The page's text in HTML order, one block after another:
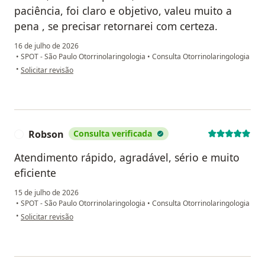
paciência, foi claro e objetivo, valeu muito a
pena , se precisar retornarei com certeza.
16 de julho de 2026
• SPOT - São Paulo Otorrinolaringologia • Consulta Otorrinolaringologia
• na opinião do utilizador Maisa
Solicitar revisão
Robson Consulta verificada
Atendimento rápido, agradável, sério e muito
eficiente
15 de julho de 2026
• SPOT - São Paulo Otorrinolaringologia • Consulta Otorrinolaringologia
• na opinião do utilizador Robson
Solicitar revisão